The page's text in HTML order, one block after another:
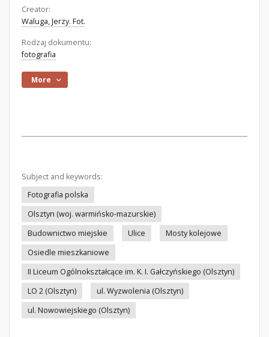
Creator:
Waluga, Jerzy. Fot.
Rodzaj dokumentu:
fotografia
More
Subject and keywords:
Fotografia polska
Olsztyn (woj. warmińsko-mazurskie)
Budownictwo miejskie
Ulice
Mosty kolejowe
Osiedle mieszkaniowe
II Liceum Ogólnokształcące im. K. I. Gałczyńskiego (Olsztyn)
LO 2 (Olsztyn)
ul. Wyzwolenia (Olsztyn)
ul. Nowowiejskiego (Olsztyn)